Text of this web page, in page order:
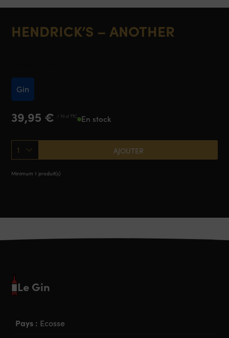
HENDRICK’S – ANOTHER
39,95 € / 70 cl TTC En stock
1 AJOUTER
Minimum 1 produit(s)
Gin
Le Gin
Pays : Ecosse